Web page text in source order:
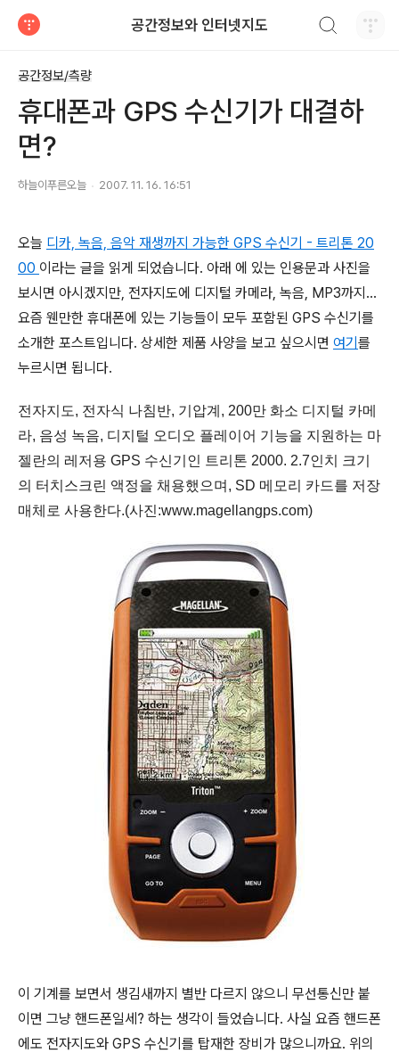
공간정보와 인터넷지도
공간정보/측량
휴대폰과 GPS 수신기가 대결하
면?
하늘이푸른오늘 2007. 11. 16. 16:51
오늘 디카, 녹음, 음악 재생까지 가능한 GPS 수신기 - 트리톤 20
00 이라는 글을 읽게 되었습니다. 아래 에 있는 인용문과 사진을
보시면 아시겠지만, 전자지도에 디지털 카메라, 녹음, MP3까지...
요즘 웬만한 휴대폰에 있는 기능들이 모두 포함된 GPS 수신기를
소개한 포스트입니다. 상세한 제품 사양을 보고 싶으시면 여기를
누르시면 됩니다.
전자지도, 전자식 나침반, 기압계, 200만 화소 디지털 카메
라, 음성 녹음, 디지털 오디오 플레이어 기능을 지원하는 마
젤란의 레저용 GPS 수신기인 트리톤 2000. 2.7인치 크기
의 터치스크린 액정을 채용했으며, SD 메모리 카드를 저장
매체로 사용한다.(사진:www.magellangps.com)
이 기계를 보면서 생김새까지 별반 다르지 않으니 무선통신만 붙
이면 그냥 핸드폰일세? 하는 생각이 들었습니다. 사실 요즘 핸드폰
에도 전자지도와 GPS 수신기를 탑재한 장비가 많으니까요. 위의